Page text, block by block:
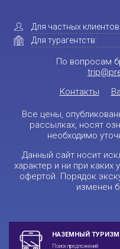
Для частных клиентов:
Для турагентств:
По вопросам
Контакты
Все цены,
рассылках, носят
необходимо
Данный сайт носит
характер и ни при каких
офертой. Порядок
изменен
НАЗЕМНЫЙ ТУРИЗМ
Поиск предложений